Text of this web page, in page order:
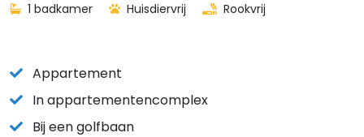
1 badkamer
Huisdiervrij Rookvrij
Appartement
In appartementencomplex
Bij een golfbaan